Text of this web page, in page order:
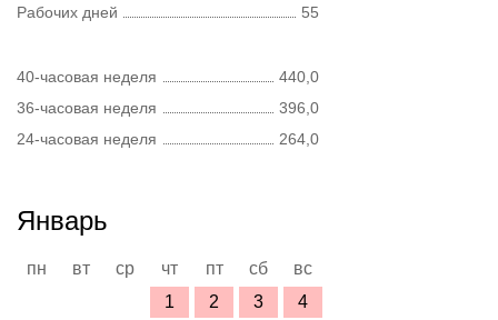
Рабочих дней
55
40-часовая неделя
440,0
36-часовая неделя
396,0
24-часовая неделя
264,0
Январь
пн вт ср чт пт сб
вс
1
2 3
4